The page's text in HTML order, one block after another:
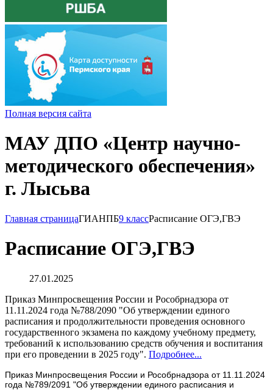
Полная версия сайта
МАУ ДПО «Центр научно-
методического обеспечения»
г. Лысьва
Главная страницаГИАНПБ9 классРасписание ОГЭ,ГВЭ
Расписание ОГЭ,ГВЭ
27.01.2025
Приказ Минпросвещения России и Рособрнадзора от
11.11.2024 года №788/2090 "Об утверждении единого
расписания и продолжительности проведения основного
государственного экзамена по каждому учебному предмету,
требований к использованию средств обучения и воспитания
при его проведении в 2025 году". Подробнее...
Приказ Минпросвещения России и Рособрнадзора от 11.11.2024
года №789/2091 "Об утверждении единого расписания и